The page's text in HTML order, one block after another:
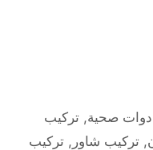
صحية,تركيب
, تركيب شاور , تركيب